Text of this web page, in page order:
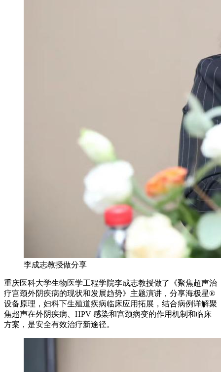
李成志教授做分享
重庆医科大学生物医学工程学院李成志教授做了《聚焦超声治
疗宫颈外阴疾病的现状和发展趋势》主题演讲，分享海极星®
设备原理，妇科下生殖道疾病临床应用拓展，结合病例详解聚
焦超声在外阴疾病、HPV 感染和宫颈病变的作用机制和临床
方案，是安全有效治疗新途径。